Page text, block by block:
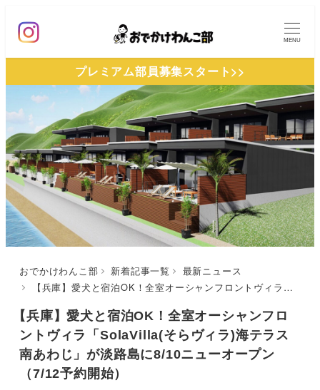
ン
テ
ン
ツ
へ
移
動
MENU
プレミアム部員募集スタート>>
おでかけわんこ部 新着記事一覧
最新ニュース
【兵庫】愛犬と宿泊OK！全室オーシャンフロントヴィラ「SolaVilla(そらヴィラ)海テラス南あわじ」が淡路島に8/10ニューオープン（7/12予約開始）
【兵庫】愛犬と宿泊OK！全室オーシャンフロ
ントヴィラ「SolaVilla(そらヴィラ)海テラス
南あわじ」が淡路島に8/10ニューオープン
（7/12予約開始）